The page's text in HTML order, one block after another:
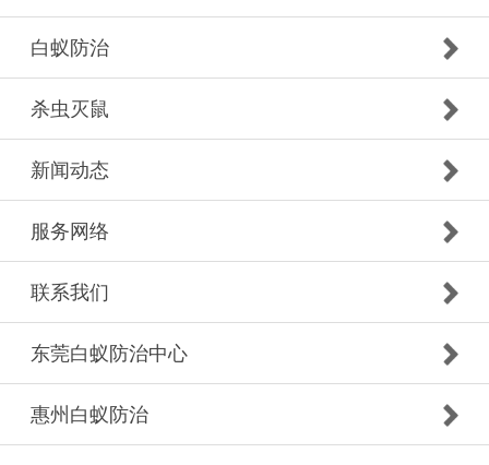
白蚁防治
杀虫灭鼠
新闻动态
服务网络
联系我们
东莞白蚁防治中心
惠州白蚁防治